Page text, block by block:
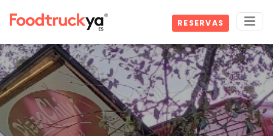
RESERVAS